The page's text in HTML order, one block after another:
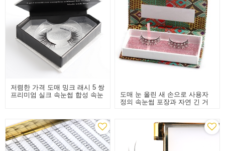
저렴한 가격 도매 밍크 래시 5 쌍
프리미엄 실크 속눈썹 합성 속눈
도매 눈 올린 새 손으로 사용자
정의 속눈썹 포장과 자연 긴 거